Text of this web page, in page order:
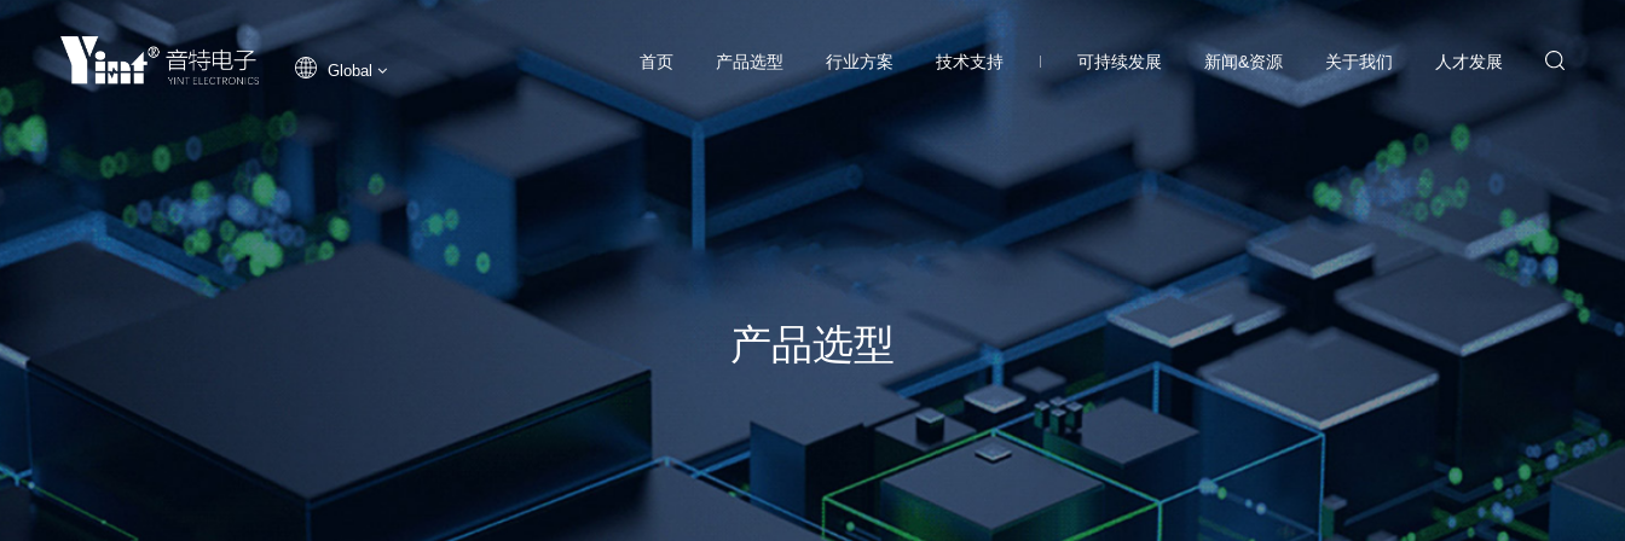
Global 首页 产品选型 行业方案 技术支持 可持续发展 新闻&资源 关于我们 人才发展
产品选型